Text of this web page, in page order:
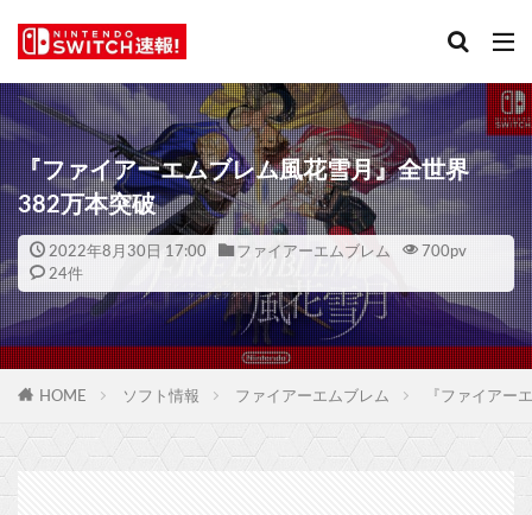
『ファイアーエムブレム風花雪月』全世界
382万本突破
2022年8月30日 17:00 ファイアーエムブレム 700pv
24件
HOME ソフト情報 ファイアーエムブレム 『ファイアー